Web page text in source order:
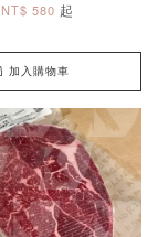
NT$ 580 起
加入購物車